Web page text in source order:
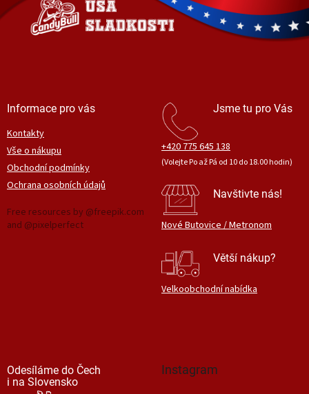
í
Informace pro vás
Kontakty
Vše o nákupu
Obchodní podmínky
Ochrana osobních údajů
Free resources by @freepik.com
and @pixelperfect
Jsme tu pro Vás
+420 775 645 138
(Volejte Po až Pá od 10 do 18.00 hodin)
Navštivte nás!
Nové Butovice / Metronom
Větší nákup?
Velkoobchodní nabídka
Odesíláme do Čech
i na Slovensko
Instagram